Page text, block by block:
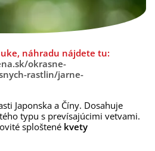
náhradu nájdete tu:
okrasne-
rastlin/jarne-
Japonska a Číny. Dosahuje
typu s prevísajúcimi vetvami.
sploštené kvety